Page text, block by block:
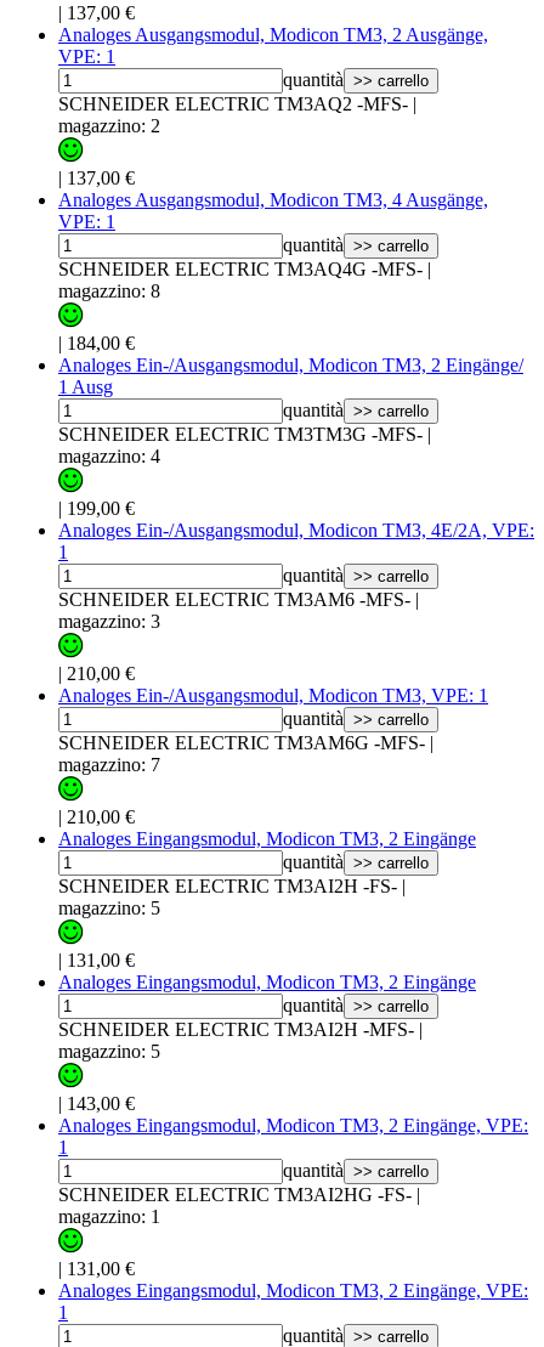
| 137,00 €
Analoges Ausgangsmodul, Modicon TM3, 2 Ausgänge,
VPE: 1
quantità >> carrello
SCHNEIDER ELECTRIC TM3AQ2 -MFS- |
magazzino: 2
| 137,00 €
Analoges Ausgangsmodul, Modicon TM3, 4 Ausgänge,
VPE: 1
quantità >> carrello
SCHNEIDER ELECTRIC TM3AQ4G -MFS- |
magazzino: 8
| 184,00 €
Analoges Ein-/Ausgangsmodul, Modicon TM3, 2 Eingänge/
1 Ausg
quantità >> carrello
SCHNEIDER ELECTRIC TM3TM3G -MFS- |
magazzino: 4
| 199,00 €
Analoges Ein-/Ausgangsmodul, Modicon TM3, 4E/2A, VPE:
1
quantità >> carrello
SCHNEIDER ELECTRIC TM3AM6 -MFS- |
magazzino: 3
| 210,00 €
Analoges Ein-/Ausgangsmodul, Modicon TM3, VPE: 1
quantità >> carrello
SCHNEIDER ELECTRIC TM3AM6G -MFS- |
magazzino: 7
| 210,00 €
Analoges Eingangsmodul, Modicon TM3, 2 Eingänge
quantità >> carrello
SCHNEIDER ELECTRIC TM3AI2H -FS- |
magazzino: 5
| 131,00 €
Analoges Eingangsmodul, Modicon TM3, 2 Eingänge
quantità >> carrello
SCHNEIDER ELECTRIC TM3AI2H -MFS- |
magazzino: 5
| 143,00 €
Analoges Eingangsmodul, Modicon TM3, 2 Eingänge, VPE:
1
quantità >> carrello
SCHNEIDER ELECTRIC TM3AI2HG -FS- |
magazzino: 1
| 131,00 €
Analoges Eingangsmodul, Modicon TM3, 2 Eingänge, VPE:
1
quantità >> carrello